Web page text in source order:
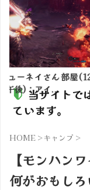
部屋(12月
【モ
ル
当サイトで
ています。
HOME >キャンプ >
【モンハン
何がおもしろ